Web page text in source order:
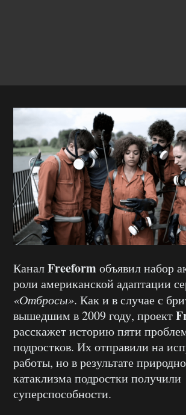
КаналFreeformобъявил набор
роли американской адаптации
«Отбросы». Как и в случае с
вышедшим в 2009 году, проект
расскажет историю пяти
подростков. Их отправили на
работы, но в результате
катаклизма подростки получили
суперспособности.